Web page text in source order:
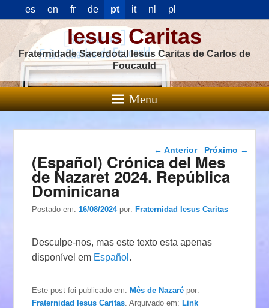
es en fr de pt it nl pl
Iesus Caritas
Fraternidade Sacerdotal Iesus Caritas de Carlos de
Foucauld
Menu
Navegação das
postagens
← Anterior Próximo →
(Español) Crónica del Mes
de Nazaret 2024. República
Dominicana
Postado em:16/08/2024 por:Fraternidad Iesus Caritas
Desculpe-nos, mas este texto esta apenas
disponível em Español .
Este post foi publicado em:Mês de Nazaré por:
Fraternidad Iesus Caritas . Arquivado em:Link